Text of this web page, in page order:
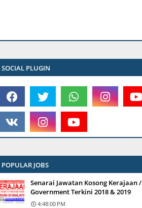
SOCIAL PLUGIN
POPULAR JOBS
Senarai Jawatan Kosong Kerajaan /
Government Terkini 2018 & 2019
4:48:00 PM